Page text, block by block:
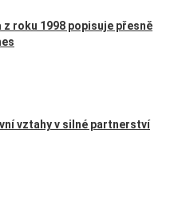
z roku 1998 popisuje přesně
vztahy v silné partnerství